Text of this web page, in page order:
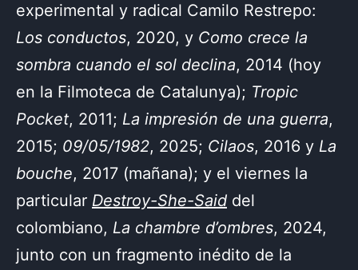
experimental y radical Camilo Restrepo:
Los conductos, 2020, y Como crece la
sombra cuando el sol declina, 2014 (hoy
en la Filmoteca de Catalunya); Tropic
Pocket, 2011; La impresión de una guerra,
2015; 09/05/1982, 2025; Cilaos, 2016 y La
bouche, 2017 (mañana); y el viernes la
particular Destroy-She-Said del
colombiano, La chambre d’ombres, 2024,
junto con un fragmento inédito de la